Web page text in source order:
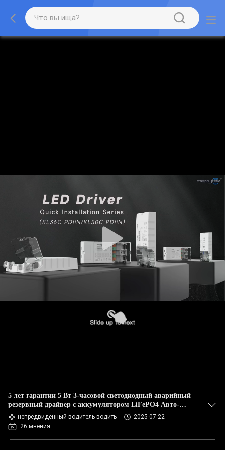
5 лет гарантии 5 Вт 3-часовой светодиодный аварийный
резервный драйвер с аккумулятором LiFePO4 Авто-
тестирование и самотестирование необязательно
непредвиденный водитель водить
2025-07-22
26 мнения